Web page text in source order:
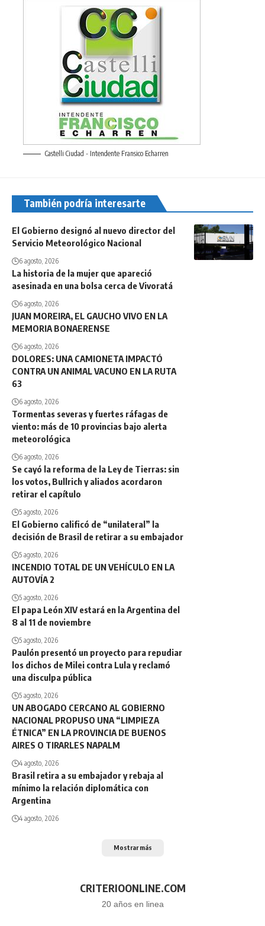
Castelli Ciudad - Intendente Fransico Echarren
También podría interesarte
El Gobierno designó al nuevo director del
Servicio Meteorológico Nacional
6 agosto, 2026
La historia de la mujer que apareció
asesinada en una bolsa cerca de Vivoratá
6 agosto, 2026
JUAN MOREIRA, EL GAUCHO VIVO EN LA
MEMORIA BONAERENSE
6 agosto, 2026
DOLORES: UNA CAMIONETA IMPACTÓ
CONTRA UN ANIMAL VACUNO EN LA RUTA
63
6 agosto, 2026
Tormentas severas y fuertes ráfagas de
viento: más de 10 provincias bajo alerta
meteorológica
6 agosto, 2026
Se cayó la reforma de la Ley de Tierras: sin
los votos, Bullrich y aliados acordaron
retirar el capítulo
5 agosto, 2026
El Gobierno calificó de “unilateral” la
decisión de Brasil de retirar a su embajador
5 agosto, 2026
INCENDIO TOTAL DE UN VEHÍCULO EN LA
AUTOVÍA 2
5 agosto, 2026
El papa León XIV estará en la Argentina del
8 al 11 de noviembre
5 agosto, 2026
Paulón presentó un proyecto para repudiar
los dichos de Milei contra Lula y reclamó
una disculpa pública
5 agosto, 2026
UN ABOGADO CERCANO AL GOBIERNO
NACIONAL PROPUSO UNA “LIMPIEZA
ÉTNICA” EN LA PROVINCIA DE BUENOS
AIRES O TIRARLES NAPALM
4 agosto, 2026
Brasil retira a su embajador y rebaja al
mínimo la relación diplomática con
Argentina
4 agosto, 2026
Mostrar más
CRITERIOONLINE.COM
20 años en linea